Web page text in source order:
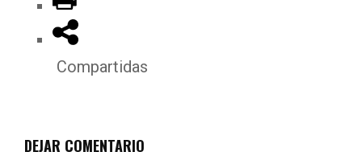
Compartidas
DEJAR COMENTARIO